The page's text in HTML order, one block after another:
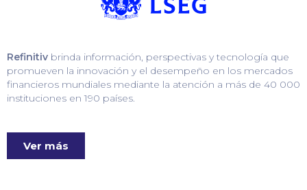
Refinitiv brinda información, perspectivas y tecnología que
promueven la innovación y el desempeño en los mercados
financieros mundiales mediante la atención a más de 40 000
instituciones en 190 países.
Ver más